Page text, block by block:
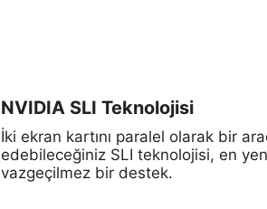
NVIDIA SLI Teknolojisi
İki ekran kartını paralel olarak bir
edebileceğiniz SLI teknolojisi, en
vazgeçilmez bir destek.